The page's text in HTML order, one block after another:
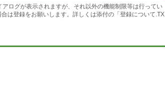
プ機能も搭載
ト
。
ログが表示されますが、それ以外の機能制限等は行ってい
は登録をお願いします。詳しくは添付の「登録について.TX